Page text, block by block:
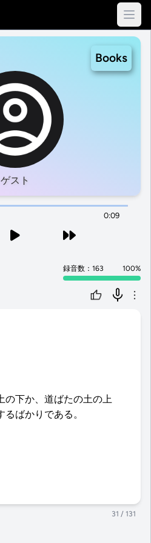
Books
ゲスト
0:09
録音数：163 100%
の下か、道ばたの土の上
るばかりである。
31 / 131